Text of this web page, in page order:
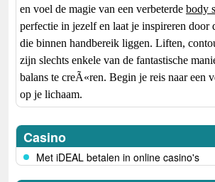
en voel de magie van een verbeterde body
perfectie in jezelf en laat je inspireren door
die binnen handbereik liggen. Liften,
zijn slechts enkele van de fantastische
balans te creÃ«ren. Begin je reis naar een
op je lichaam.
Casino
Met iDEAL betalen in online casino's